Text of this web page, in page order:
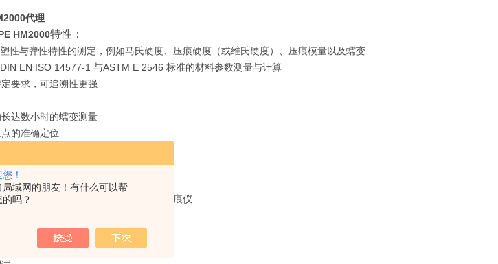
！
局域网的朋友！有什么可以帮
的吗？
代理
HM2000特性：
性与弹性特性的测定，例如马氏硬度、压痕硬度（或维氏硬度）、压痕模量以及蠕变
EN ISO 14577-1 与ASTM E 2546 标准的材料参数测量与计算
要求，可追溯性更强
达数小时的蠕变测量
的准确定位
工作台
清晰地呈现测量结果
代理
纳米压痕仪典型的应用领域：
硬铬或陶瓷涂层